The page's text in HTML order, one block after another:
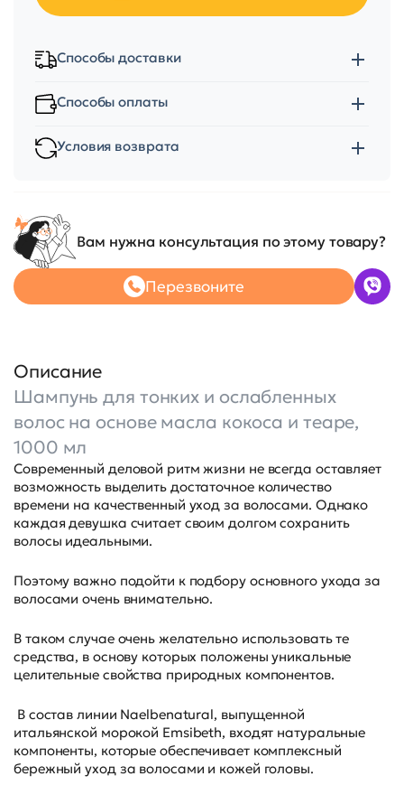
Способы доставки
Способы оплаты
Условия возврата
Вам нужна консультация по этому товару?
Перезвоните
Описание
Шампунь для тонких и ослабленных
волос на основе масла кокоса и теаре,
1000 мл
Современный деловой ритм жизни не всегда оставляет
возможность выделить достаточное количество
времени на качественный уход за волосами. Однако
каждая девушка считает своим долгом сохранить
волосы идеальными.
Поэтому важно подойти к подбору основного ухода за
волосами очень внимательно.
В таком случае очень желательно использовать те
средства, в основу которых положены уникальные
целительные свойства природных компонентов.
В состав линии Naelbenatural, выпущенной
итальянской морокой Emsibeth, входят натуральные
компоненты, которые обеспечивает комплексный
бережный уход за волосами и кожей головы.